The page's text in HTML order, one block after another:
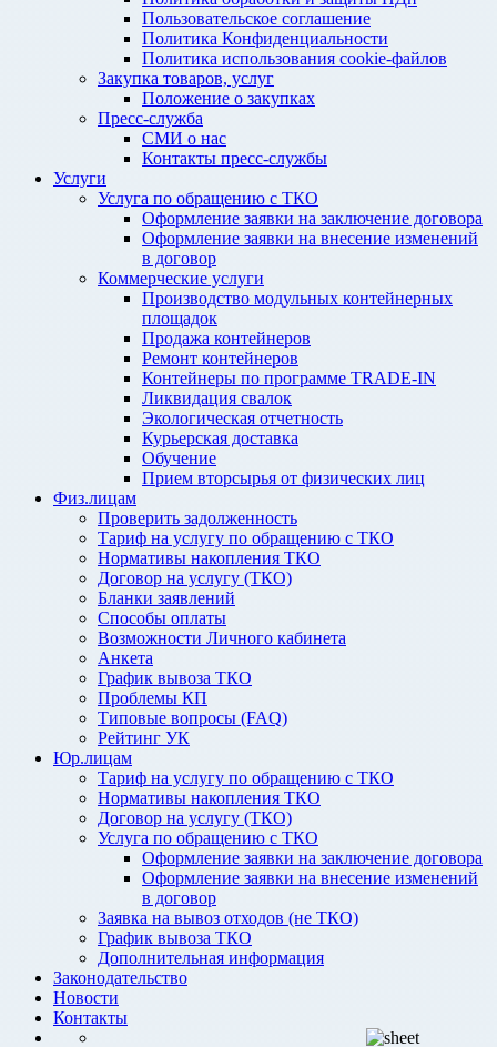
Пользовательское соглашение
Политика Конфиденциальности
Политика использования cookie-файлов
Закупка товаров, услуг
Положение о закупках
Пресс-служба
СМИ о нас
Контакты пресс-службы
Услуги
Услуга по обращению с ТКО
Оформление заявки на заключение договора
Оформление заявки на внесение изменений
в договор
Коммерческие услуги
Производство модульных контейнерных
площадок
Продажа контейнеров
Ремонт контейнеров
Контейнеры по программе TRADE-IN
Ликвидация свалок
Экологическая отчетность
Курьерская доставка
Обучение
Прием вторсырья от физических лиц
Физ.лицам
Проверить задолженность
Тариф на услугу по обращению с ТКО
Нормативы накопления ТКО
Договор на услугу (ТКО)
Бланки заявлений
Способы оплаты
Возможности Личного кабинета
Анкета
График вывоза ТКО
Проблемы КП
Типовые вопросы (FAQ)
Рейтинг УК
Юр.лицам
Тариф на услугу по обращению с ТКО
Нормативы накопления ТКО
Договор на услугу (ТКО)
Услуга по обращению с ТКО
Оформление заявки на заключение договора
Оформление заявки на внесение изменений
в договор
Заявка на вывоз отходов (не ТКО)
График вывоза ТКО
Дополнительная информация
Законодательство
Новости
Контакты